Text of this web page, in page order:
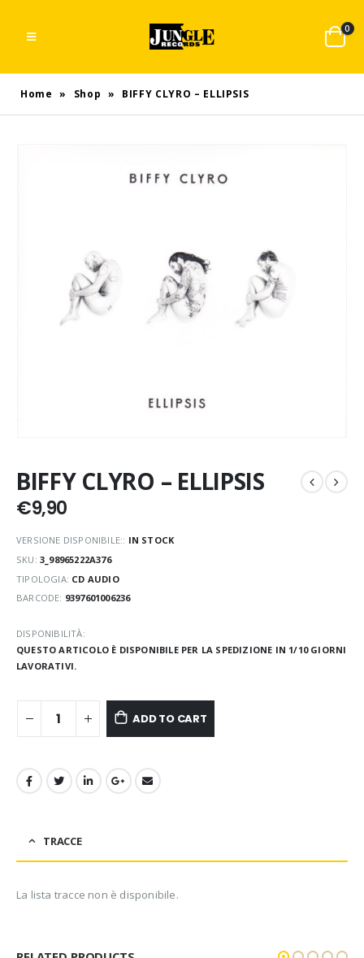
0
Home » Shop » BIFFY CLYRO – ELLIPSIS
BIFFY CLYRO – ELLIPSIS
€9,90
VERSIONE DISPONIBILE:: IN STOCK
SKU: 3_98965222A376
TIPOLOGIA: CD AUDIO
BARCODE: 9397601006236
DISPONIBILITÀ:
QUESTO ARTICOLO È DISPONIBILE PER LA SPEDIZIONE IN 1/10 GIORNI
LAVORATIVI.
ADD TO CART
TRACCE
La lista tracce non è disponibile.